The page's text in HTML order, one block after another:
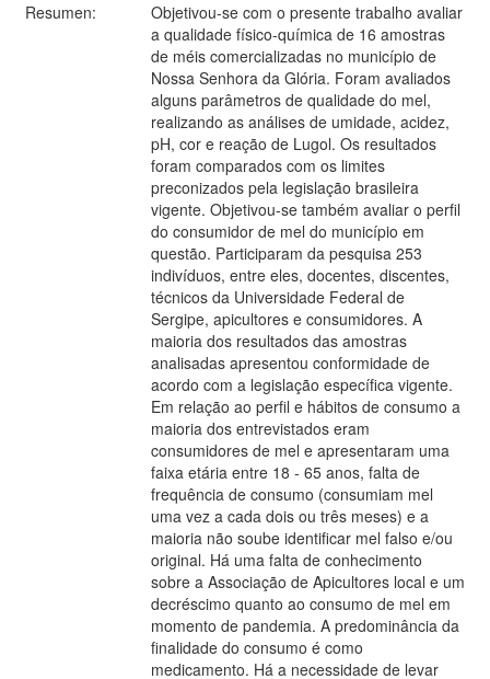
Resumen:
Objetivou-se com o presente trabalho avaliar
a qualidade físico-química de 16 amostras
de méis comercializadas no município de
Nossa Senhora da Glória. Foram avaliados
alguns parâmetros de qualidade do mel,
realizando as análises de umidade, acidez,
pH, cor e reação de Lugol. Os resultados
foram comparados com os limites
preconizados pela legislação brasileira
vigente. Objetivou-se também avaliar o perfil
do consumidor de mel do município em
questão. Participaram da pesquisa 253
indivíduos, entre eles, docentes, discentes,
técnicos da Universidade Federal de
Sergipe, apicultores e consumidores. A
maioria dos resultados das amostras
analisadas apresentou conformidade de
acordo com a legislação específica vigente.
Em relação ao perfil e hábitos de consumo a
maioria dos entrevistados eram
consumidores de mel e apresentaram uma
faixa etária entre 18 - 65 anos, falta de
frequência de consumo (consumiam mel
uma vez a cada dois ou três meses) e a
maioria não soube identificar mel falso e/ou
original. Há uma falta de conhecimento
sobre a Associação de Apicultores local e um
decréscimo quanto ao consumo de mel em
momento de pandemia. A predominância da
finalidade do consumo é como
medicamento. Há a necessidade de levar